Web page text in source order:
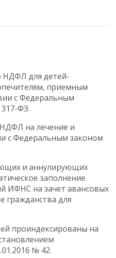
НДФЛ для детей-
приемным
с Федеральным
ФЗ.
на лечение и
с Федеральным законом
и аннулирующих
заполнение
ИФНС на зачет авансовых
гражданства для
проиндексированы на
№ 42.